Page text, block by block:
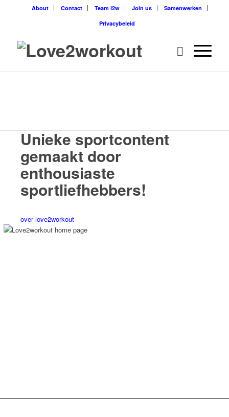
About Contact Team l2w Join us
Samenwerken
Privacybeleid
Unieke sportcontent
gemaakt door
enthousiaste
sportliefhebbers!
over love2workout